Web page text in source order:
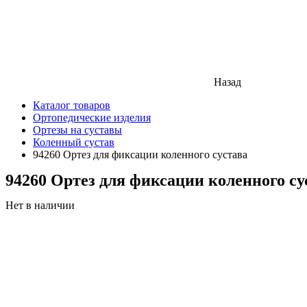
Назад
Каталог товаров
Ортопедические изделия
Ортезы на суставы
Коленный сустав
94260 Ортез для фиксации коленного сустава
94260 Ортез для фиксации коленного
Нет в наличии